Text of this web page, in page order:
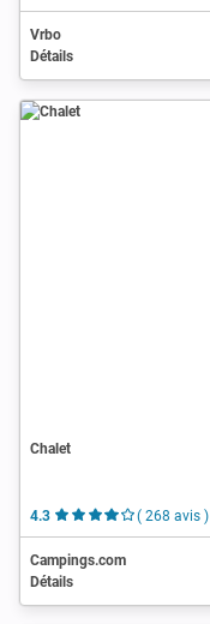
Vrbo
Détails
Chalet
4.3 ( 268 avis )
Campings.com
Détails